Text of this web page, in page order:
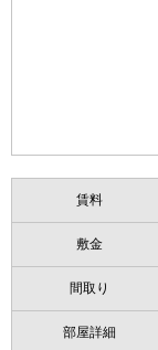
賃料
敷金
間取り
部屋詳細